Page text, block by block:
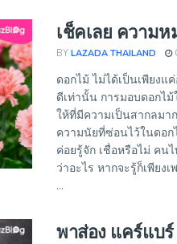
เช็คเลย ความ
BY LAZADA THAILAND
ดอกไม้ ไม่ได้เป็นเพียง
ดีเท่านั้น การมอบดอกไ
ให้ที่มีความเป็นสากลม
ความนัยที่ซ่อนไว้ในดอก
ค่อยรู้จัก เชื่อหรือไม่ คน
ว่าอะไร หากจะรู้ก็เพีย
...
พาส่อง แคร์แบ